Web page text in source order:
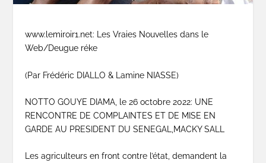
www.lemiroir1.net: Les Vraies Nouvelles dans le
Web/Deugue réke
(Par Frédéric DIALLO & Lamine NIASSE)
NOTTO GOUYE DIAMA, le 26 octobre 2022: UNE
RENCONTRE DE COMPLAINTES ET DE MISE EN
GARDE AU PRESIDENT DU SENEGAL,MACKY SALL
Les agriculteurs en front contre l’état, demandent la